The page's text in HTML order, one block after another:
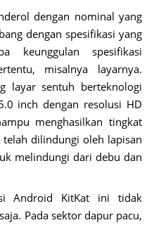
dengan nominal yang
dengan spesifikasi yang
keunggulan spesifikasi
misalnya layarnya.
layar sentuh berteknologi
inch dengan resolusi HD
menghasilkan tingkat
telah dilindungi oleh lapisan
melindungi dari debu dan
Android KitKat ini tidak
Pada sektor dapur pacu,